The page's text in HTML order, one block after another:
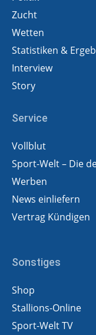
Zucht
Wetten
Statistiken &
Interview
Story
Service
Vollblut
Sport-Welt – Die
Werben
News einliefern
Vertrag Kündigen
Sonstiges
Shop
Stallions-Online
Sport-Welt TV